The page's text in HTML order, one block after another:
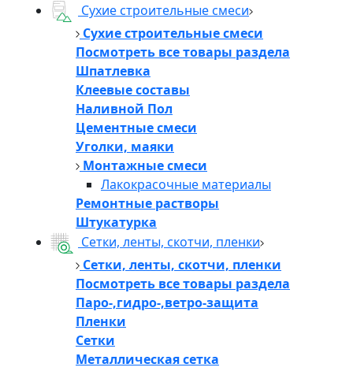
Сухие строительные смеси
Сухие строительные смеси
Посмотреть все товары раздела
Шпатлевка
Клеевые составы
Наливной Пол
Цементные смеси
Уголки, маяки
Монтажные смеси
Лакокрасочные материалы
Ремонтные растворы
Штукатурка
Сетки, ленты, скотчи, пленки
Сетки, ленты, скотчи, пленки
Посмотреть все товары раздела
Паро-,гидро-,ветро-защита
Пленки
Сетки
Металлическая сетка